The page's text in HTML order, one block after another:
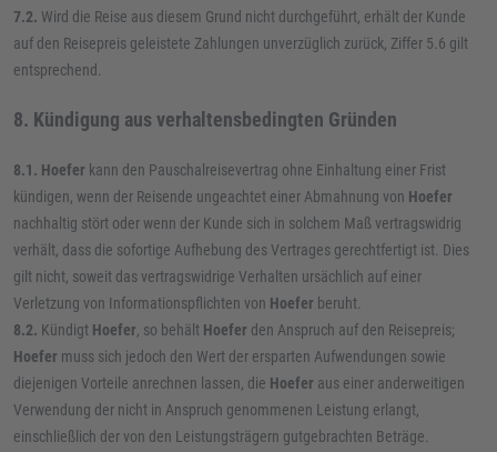
7.2. Wird die Reise aus diesem Grund nicht durchgeführt, erhält der Kunde
auf den Reisepreis geleistete Zahlungen unverzüglich zurück, Ziffer 5.6 gilt
entsprechend.
8. Kündigung aus verhaltensbedingten Gründen
8.1. Hoefer kann den Pauschalreisevertrag ohne Einhaltung einer Frist
kündigen, wenn der Reisende ungeachtet einer Abmahnung von Hoefer
nachhaltig stört oder wenn der Kunde sich in solchem Maß vertragswidrig
verhält, dass die sofortige Aufhebung des Vertrages gerechtfertigt ist. Dies
gilt nicht, soweit das vertragswidrige Verhalten ursächlich auf einer
Verletzung von Informationspflichten von Hoefer beruht.
8.2. Kündigt Hoefer , so behält Hoefer den Anspruch auf den Reisepreis;
Hoefer muss sich jedoch den Wert der ersparten Aufwendungen sowie
diejenigen Vorteile anrechnen lassen, die Hoefer aus einer anderweitigen
Verwendung der nicht in Anspruch genommenen Leistung erlangt,
einschließlich der von den Leistungsträgern gutgebrachten Beträge.